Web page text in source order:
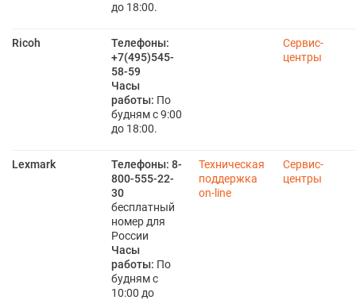
до 18:00.
Ricoh
Телефоны:
+7(495)545-
58-59
Часы
работы: По
будням с 9:00
до 18:00.
Сервис-
центры
Lexmark Телефоны: 8-
800-555-22-
30
бесплатный
номер для
России
Часы
работы: По
будням с
10:00 до
Техническая
поддержка
on-line
Сервис-
центры